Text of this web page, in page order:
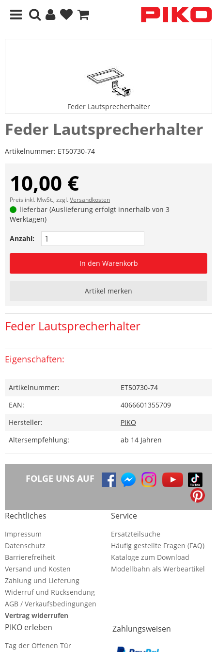
Feder Lautsprecherhalter
Feder Lautsprecherhalter
Artikelnummer: ET50730-74
10,00 €
Preis inkl. MwSt., zzgl.Versandkosten
lieferbar (Auslieferung erfolgt innerhalb von 3
Werktagen)
Anzahl:
In den Warenkorb
Artikel merken
Feder Lautsprecherhalter
Eigenschaften:
Artikelnummer:
ET50730-74
EAN:
4066601355709
Hersteller:
PIKO
Altersempfehlung:
ab 14 Jahren
FOLGE UNS AUF
Rechtliches
Impressum
Datenschutz
Barrierefreiheit
Versand und Kosten
Zahlung und Lieferung
Widerruf und Rücksendung
AGB / Verkaufsbedingungen
Vertrag widerrufen
Service
Ersatzteilsuche
Häufig gestellte Fragen (FAQ)
Kataloge zum Download
Modellbahn als Werbeartikel
PIKO erleben
Tag der Offenen Tür
Zahlungsweisen